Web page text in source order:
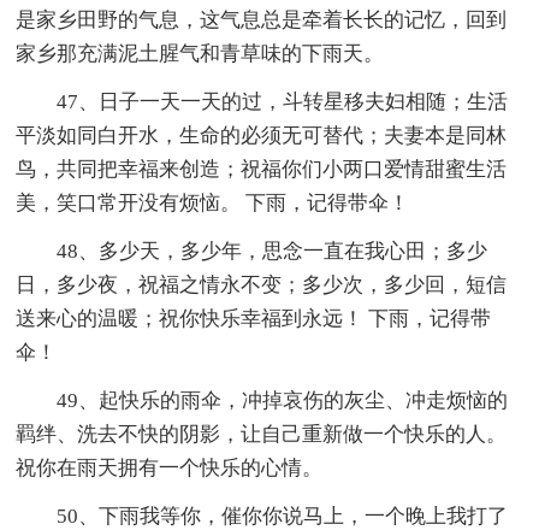
是家乡田野的气息，这气息总是牵着长长的记忆，回到
家乡那充满泥土腥气和青草味的下雨天。
47、日子一天一天的过，斗转星移夫妇相随；生活
平淡如同白开水，生命的必须无可替代；夫妻本是同林
鸟，共同把幸福来创造；祝福你们小两口爱情甜蜜生活
美，笑口常开没有烦恼。 下雨，记得带伞！
48、多少天，多少年，思念一直在我心田；多少
日，多少夜，祝福之情永不变；多少次，多少回，短信
送来心的温暖；祝你快乐幸福到永远！ 下雨，记得带
伞！
49、起快乐的雨伞，冲掉哀伤的灰尘、冲走烦恼的
羁绊、洗去不快的阴影，让自己重新做一个快乐的人。
祝你在雨天拥有一个快乐的心情。
50、下雨我等你，催你你说马上，一个晚上我打了